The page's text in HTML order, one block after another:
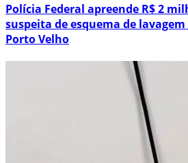
Polícia Federal apreende R$ 2
suspeita de esquema de
Porto Velho